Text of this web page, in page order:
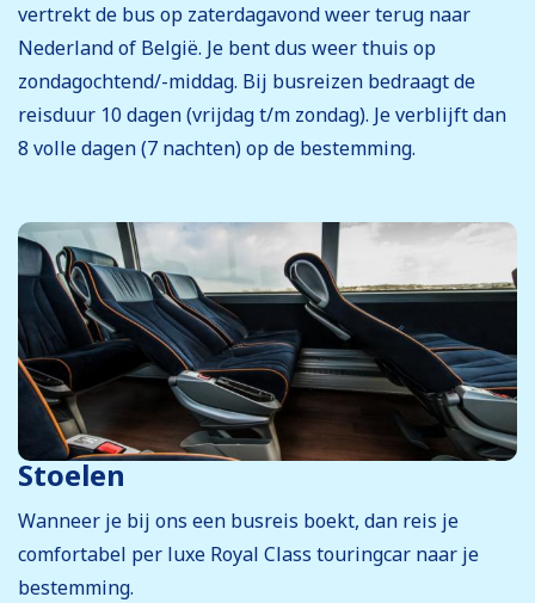
vertrekt de bus op zaterdagavond weer terug naar
Nederland of België. Je bent dus weer thuis op
zondagochtend/-middag. Bij busreizen bedraagt de
reisduur 10 dagen (vrijdag t/m zondag). Je verblijft dan
8 volle dagen (7 nachten) op de bestemming.
Stoelen
Wanneer je bij ons een busreis boekt, dan reis je
comfortabel per luxe Royal Class touringcar naar je
bestemming.